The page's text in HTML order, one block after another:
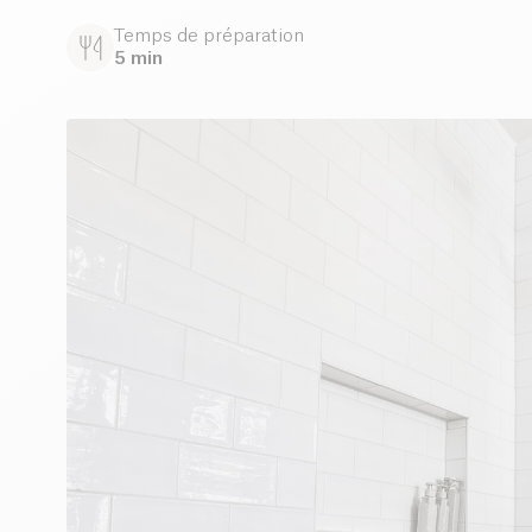
Temps de préparation
5 min